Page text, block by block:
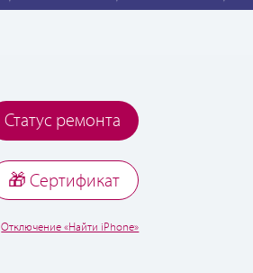
Статус ремонта
🎁 Cертификат
Отключение «Найти iPhone»